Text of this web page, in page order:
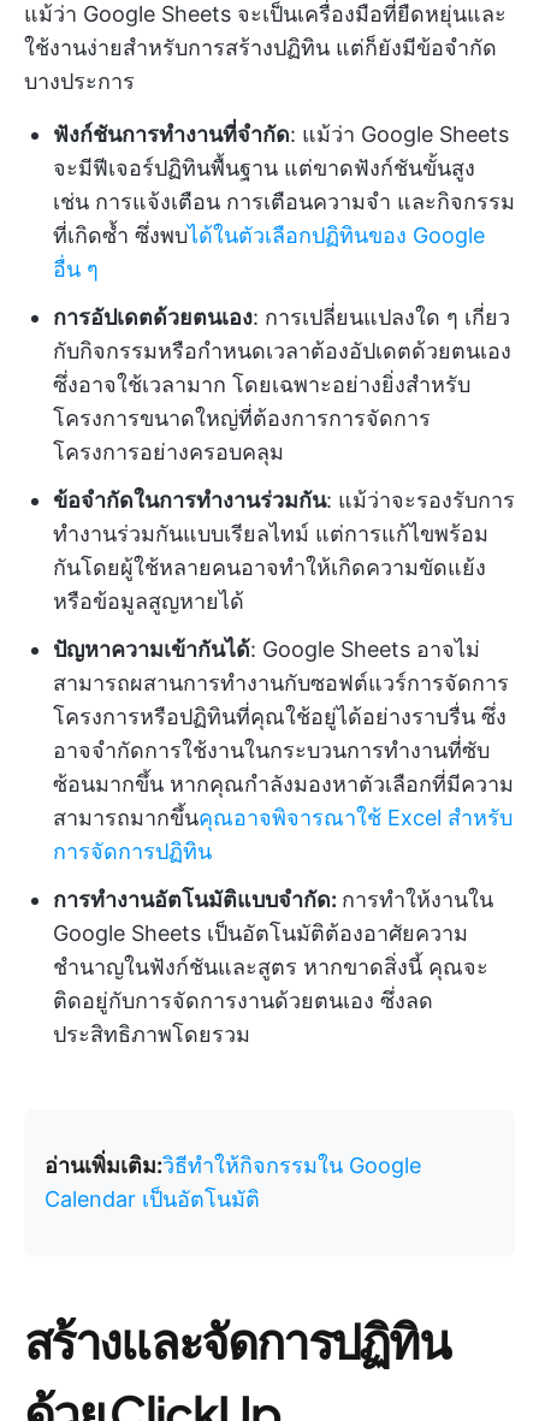
แม้ว่า Google Sheets จะเป็นเครื่องมือที่ยืดหยุ่นและ
ใช้งานง่ายสำหรับการสร้างปฏิทิน แต่ก็ยังมีข้อจำกัด
บางประการ
ฟังก์ชันการทำงานที่จำกัด: แม้ว่า Google Sheets
จะมีฟีเจอร์ปฏิทินพื้นฐาน แต่ขาดฟังก์ชันขั้นสูง
เช่น การแจ้งเตือน การเตือนความจำ และกิจกรรม
ที่เกิดซ้ำ ซึ่งพบได้ในตัวเลือกปฏิทินของ Google
อื่น ๆ
การอัปเดตด้วยตนเอง: การเปลี่ยนแปลงใด ๆ เกี่ยว
กับกิจกรรมหรือกำหนดเวลาต้องอัปเดตด้วยตนเอง
ซึ่งอาจใช้เวลามาก โดยเฉพาะอย่างยิ่งสำหรับ
โครงการขนาดใหญ่ที่ต้องการการจัดการ
โครงการอย่างครอบคลุม
ข้อจำกัดในการทำงานร่วมกัน: แม้ว่าจะรองรับการ
ทำงานร่วมกันแบบเรียลไทม์ แต่การแก้ไขพร้อม
กันโดยผู้ใช้หลายคนอาจทำให้เกิดความขัดแย้ง
หรือข้อมูลสูญหายได้
ปัญหาความเข้ากันได้: Google Sheets อาจไม่
สามารถผสานการทำงานกับซอฟต์แวร์การจัดการ
โครงการหรือปฏิทินที่คุณใช้อยู่ได้อย่างราบรื่น ซึ่ง
อาจจำกัดการใช้งานในกระบวนการทำงานที่ซับ
ซ้อนมากขึ้น หากคุณกำลังมองหาตัวเลือกที่มีความ
สามารถมากขึ้นคุณอาจพิจารณาใช้ Excel สำหรับ
การจัดการปฏิทิน
การทำงานอัตโนมัติแบบจำกัด: การทำให้งานใน
Google Sheets เป็นอัตโนมัติต้องอาศัยความ
ชำนาญในฟังก์ชันและสูตร หากขาดสิ่งนี้ คุณจะ
ติดอยู่กับการจัดการงานด้วยตนเอง ซึ่งลด
ประสิทธิภาพโดยรวม
อ่านเพิ่มเติม:วิธีทำให้กิจกรรมใน Google
Calendar เป็นอัตโนมัติ
สร้างและจัดการปฏิทิน